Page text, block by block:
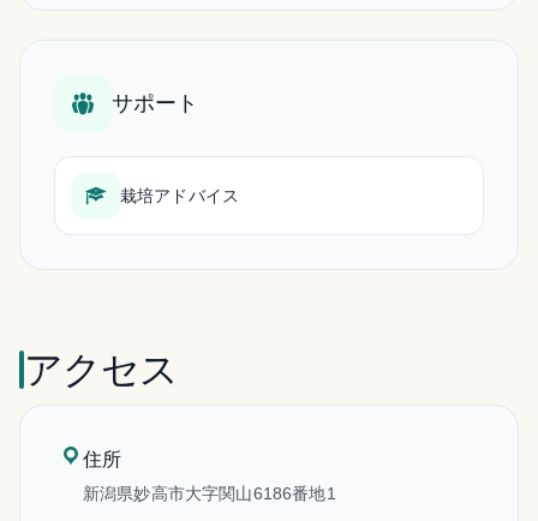
サポート
栽培アドバイス
アクセス
住所
新潟県妙高市大字関山6186番地1